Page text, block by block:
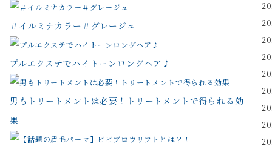
＃イルミナカラー＃グレージュ
プルエクステでハイトーンロングヘア♪
男もトリートメントは必要！トリートメントで得られる効
果